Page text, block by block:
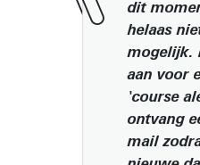
dit
helaas
mogelijk.
aan voor
'course
ontvang
mail